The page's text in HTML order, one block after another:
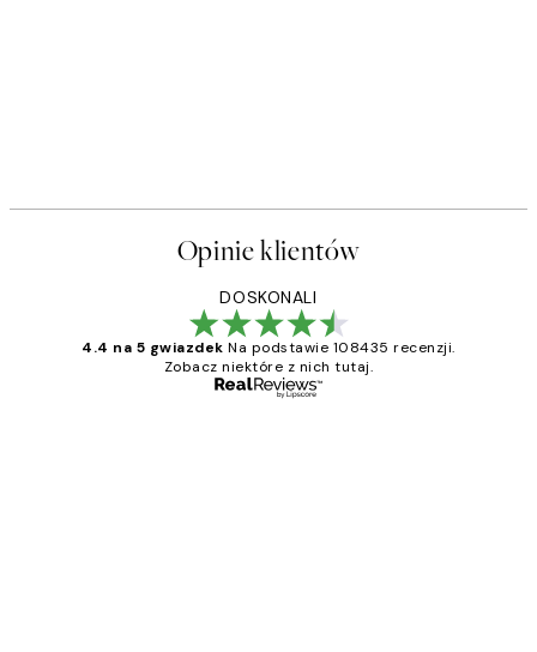
Opinie klientów
DOSKONALI
4.4 na 5 gwiazdek Na podstawie 108435 recenzji.
Zobacz niektóre z nich tutaj.